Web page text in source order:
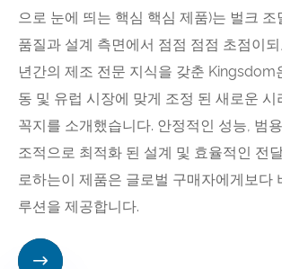
으로 눈에 띄는 핵심 핵심 제품)는 벌크 조
품질과 설계 측면에서 점점 점점 초점이
년간의 제조 전문 지식을 갖춘 Kingsdom
동 및 유럽 시장에 맞게 조정 된 새로운 시
꼭지를 소개했습니다. 안정적인 성능, 범
조적으로 최적화 된 설계 및 효율적인 전
로하는이 제품은 글로벌 구매자에게보다
루션을 제공합니다.
